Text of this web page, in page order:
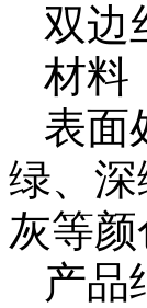
双边
材料
表面
绿、
灰等
产品